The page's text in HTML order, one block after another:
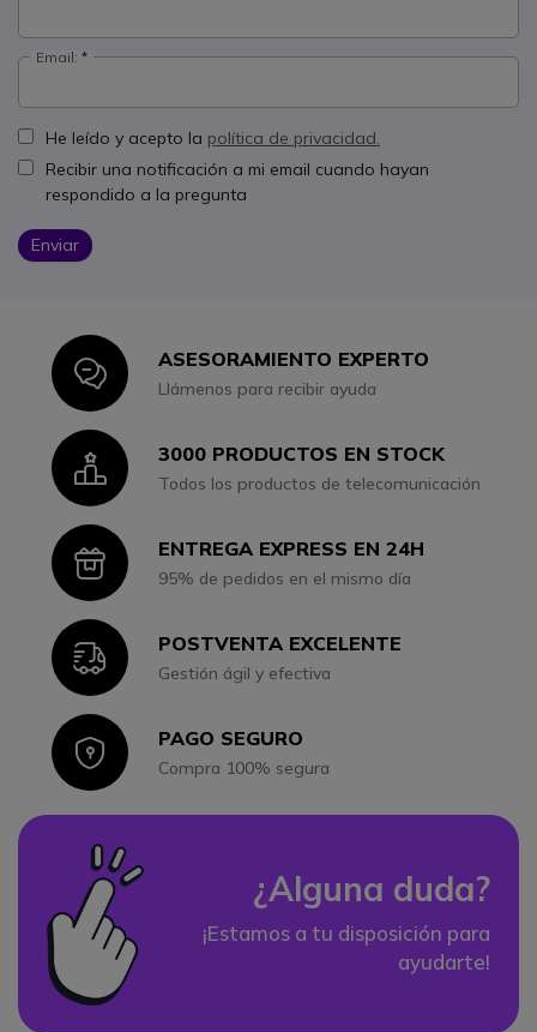
Email:
He leído y acepto la política de privacidad.
Recibir una notificación a mi email cuando hayan
respondido a la pregunta
Enviar
IconASESORAMIENTO EXPERTO
Llámenos para recibir ayuda
Icon3000 PRODUCTOS EN STOCK
Todos los productos de telecomunicación
IconENTREGA EXPRESS EN 24H
95% de pedidos en el mismo día
IconPOSTVENTA EXCELENTE
Gestión ágil y efectiva
IconPAGO SEGURO
Compra 100% segura
¿Alguna duda?
¡Estamos a tu disposición para
ayudarte!